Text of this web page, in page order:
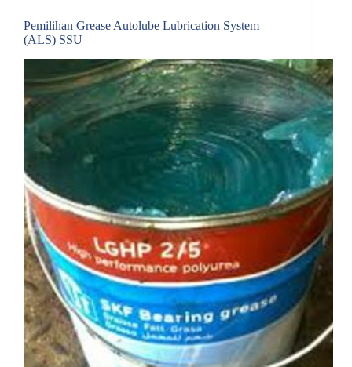
Pemilihan Grease Autolube Lubrication System
(ALS) SSU